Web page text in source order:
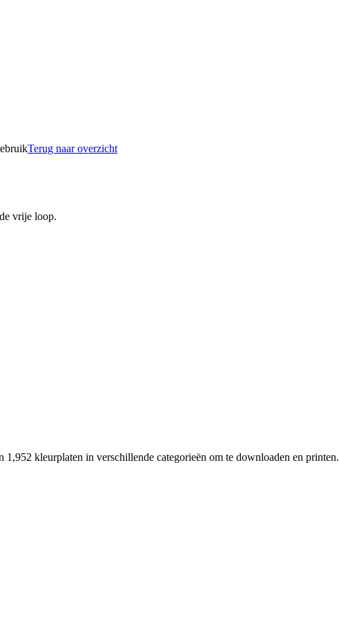
Terug naar overzicht
vrije loop.
1,952 kleurplaten in verschillende categorieën om te downloaden en printen.